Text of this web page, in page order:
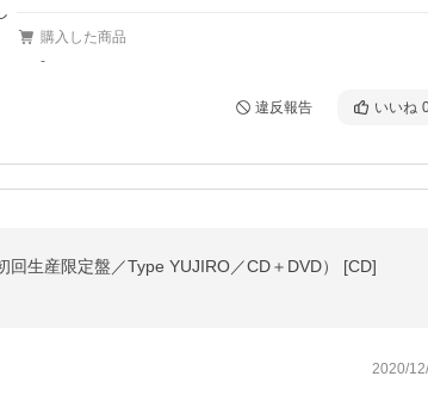
購入した商品
-
違反報告 いいね
生産限定盤／Type YUJIRO／CD＋DVD） [CD]
2020/